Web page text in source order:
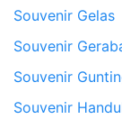
Souvenir Gelas
Souvenir
Souvenir
Souvenir